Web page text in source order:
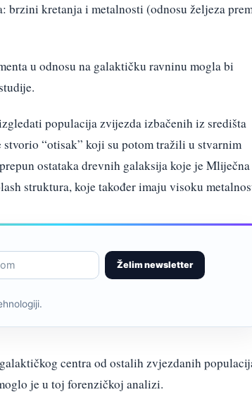
kretanja i metalnosti (odnosu željeza
u odnosu na galaktičku ravninu mogla bi
populacija zvijezda izbačenih iz središta
“otisak” koji su potom tražili u stvarnim
ostataka drevnih galaksija koje je Mliječna
struktura, koje također imaju visoku
Želim newsletter
centra od ostalih zvjezdanih
je u toj forenzičkoj analizi.